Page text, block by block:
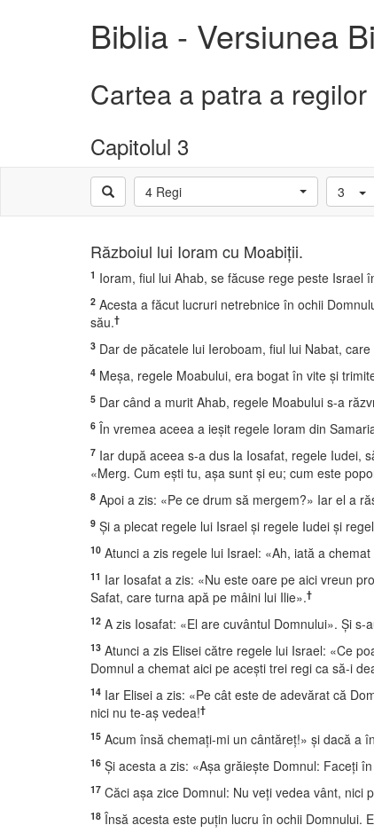
Biblia - Versiunea
Cartea a patra a regilor
Capitolul 3
4 Regi 3
Războiul lui Ioram cu Moabiţii.
1 Ioram, fiul lui Ahab, se făcuse rege peste Israel
2 Acesta a făcut lucruri netrebnice în ochii
său.†
3 Dar de păcatele lui Ieroboam, fiul lui Nabat,
4 Meşa, regele Moabului, era bogat în vite şi
5 Dar când a murit Ahab, regele Moabului s-a
6 În vremea aceea a ieşit regele Ioram din
7 Iar după aceea s-a dus la Iosafat, regele Iudei,
«Merg. Cum eşti tu, aşa sunt şi eu; cum este
8 Apoi a zis: «Pe ce drum să mergem?» Iar el a
9 Şi a plecat regele lui Israel şi regele Iudei şi
10 Atunci a zis regele lui Israel: «Ah, iată a
11 Iar Iosafat a zis: «Nu este oare pe aici vreun
Safat, care turna apă pe mâini lui Ilie».†
12 A zis Iosafat: «El are cuvântul Domnului». Şi
13 Atunci a zis Elisei către regele lui Israel: «Ce
Domnul a chemat aici pe aceşti trei regi ca să-i
14 Iar Elisei a zis: «Pe cât este de adevărat că
nici nu te-aş vedea!†
15 Acum însă chemaţi-mi un cântăreţ!» şi dacă a
16 Şi acesta a zis: «Aşa grăieşte Domnul: Faceţi
17 Căci aşa zice Domnul: Nu veţi vedea vânt, nici
18 Însă acesta este puţin lucru în ochii Domnului.